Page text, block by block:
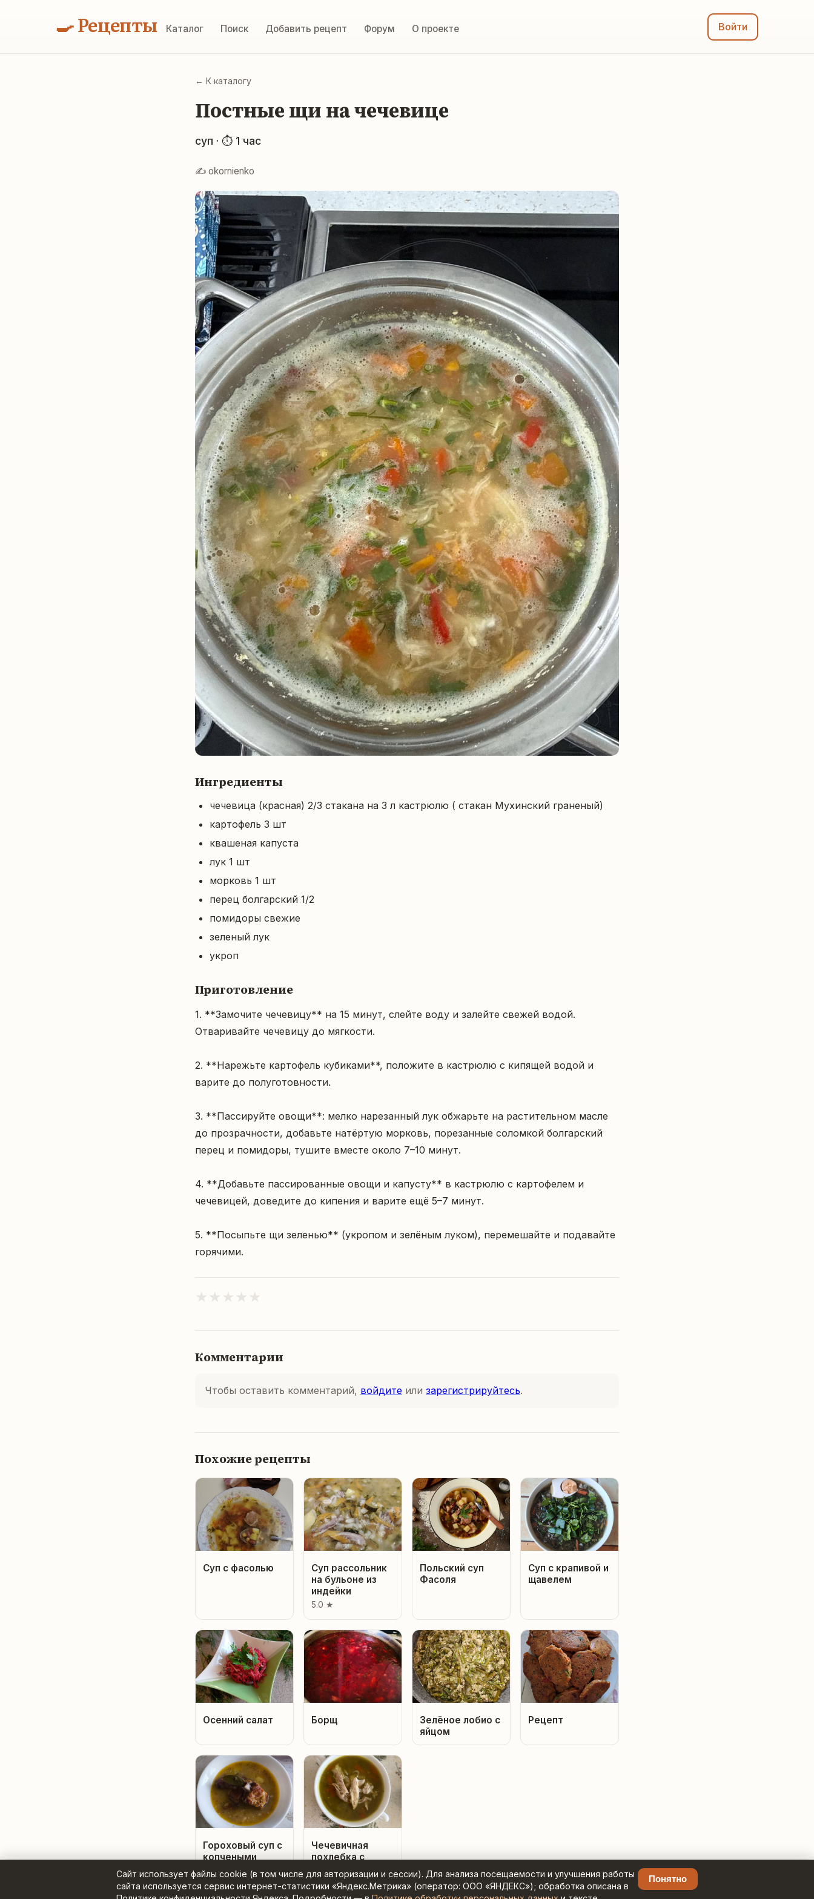
Сайт использует файлы cookie (в том числе для авторизации и сессии). Для анализа посещаемости и улучшения работы
сайта используется сервис интернет-статистики «Яндекс.Метрика» (оператор: ООО «ЯНДЕКС»); обработка описана в
Понятно
🍳 Рецепты Каталог Поиск Добавить рецепт Форум О проекте Войти
← К каталогу
Постные щи на чечевице
суп · ⏱ 1 час
✍️ okornienko
Ингредиенты
чечевица (красная) 2/3 стакана на 3 л кастрюлю ( стакан Мухинский граненый)
картофель 3 шт
квашеная капуста
лук 1 шт
морковь 1 шт
перец болгарский 1/2
помидоры свежие
зеленый лук
укроп
Приготовление
1. **Замочите чечевицу** на 15 минут, слейте воду и залейте свежей водой.
Отваривайте чечевицу до мягкости.
2. **Нарежьте картофель кубиками**, положите в кастрюлю с кипящей водой и
варите до полуготовности.
3. **Пассируйте овощи**: мелко нарезанный лук обжарьте на растительном масле
до прозрачности, добавьте натёртую морковь, порезанные соломкой болгарский
перец и помидоры, тушите вместе около 7–10 минут.
4. **Добавьте пассированные овощи и капусту** в кастрюлю с картофелем и
чечевицей, доведите до кипения и варите ещё 5–7 минут.
5. **Посыпьте щи зеленью** (укропом и зелёным луком), перемешайте и подавайте
горячими.
★ ★ ★ ★ ★
Комментарии
Чтобы оставить комментарий, войдите или зарегистрируйтесь.
Похожие рецепты
Суп с фасолью
Суп рассольник
на бульоне из
индейки
5.0 ★
Польский суп
Фасоля
Суп с крапивой и
щавелем
Осенний салат Борщ
Зелёное лобио с
яйцом
Рецепт
Гороховый суп с
копчеными
ребрышками
Чечевичная
похлебка с